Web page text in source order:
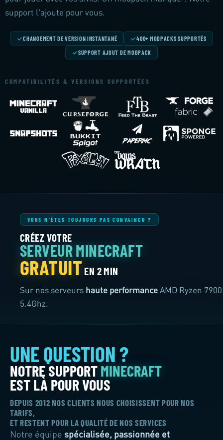
support l'ajoute pour vous.
CHANGEMENT DE VERSION INSTANTANÉ
400+ MODPACKS SUPPORTÉS
SUPPORT AJOUT DE MODPACK
COMPATIBILITÉS & VERSIONS SUPPORTÉES
VOUS N'ÊTES TOUJOURS PAS CONVAINCU ?
Sur nos serveurs haute performanceAMD Ryzen 7900
5.4Ghz.
DEPUIS 2012 NOS CLIENTS NOUS CHOISISSENT POUR NOS
TARIFS,
ET RESTENT POUR LA QUALITÉ DE NOS SERVICES
Notre équipe spécialisée, passionnée et